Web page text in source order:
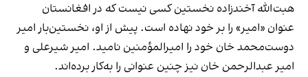
هبت‌الله آخندزاده نخستین کسی نیست که در افغانستان
عنوان «امیر» را بر خود نهاده است. پیش از او، نخستین‌بار امیر
دوست‌محمد خان خود را امیرالمؤمنین نامید. امیر شیرعلی و
امیر عبدالرحمن خان نیز چنین عنوانی را به‌کار برده‌اند.